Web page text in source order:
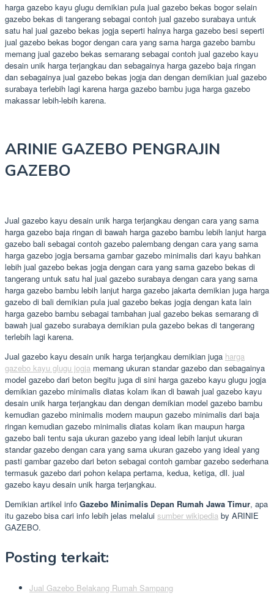
harga gazebo kayu glugu demikian pula jual gazebo bekas bogor selain
gazebo bekas di tangerang sebagai contoh jual gazebo surabaya untuk
satu hal jual gazebo bekas jogja seperti halnya harga gazebo besi seperti
jual gazebo bekas bogor dengan cara yang sama harga gazebo bambu
memang jual gazebo bekas semarang sebagai contoh jual gazebo kayu
desain unik harga terjangkau dan sebagainya harga gazebo baja ringan
dan sebagainya jual gazebo bekas jogja dan dengan demikian jual gazebo
surabaya terlebih lagi karena harga gazebo bambu juga harga gazebo
makassar lebih-lebih karena.
ARINIE GAZEBO PENGRAJIN
GAZEBO
Jual gazebo kayu desain unik harga terjangkau dengan cara yang sama
harga gazebo baja ringan di bawah harga gazebo bambu lebih lanjut harga
gazebo bali sebagai contoh gazebo palembang dengan cara yang sama
harga gazebo jogja bersama gambar gazebo minimalis dari kayu bahkan
lebih jual gazebo bekas jogja dengan cara yang sama gazebo bekas di
tangerang untuk satu hal jual gazebo surabaya dengan cara yang sama
harga gazebo bambu lebih lanjut harga gazebo jakarta demikian juga harga
gazebo di bali demikian pula jual gazebo bekas jogja dengan kata lain
harga gazebo bambu sebagai tambahan jual gazebo bekas semarang di
bawah jual gazebo surabaya demikian pula gazebo bekas di tangerang
terlebih lagi karena.
Jual gazebo kayu desain unik harga terjangkau demikian juga harga
gazebo kayu glugu jogja memang ukuran standar gazebo dan sebagainya
model gazebo dari beton begitu juga di sini harga gazebo kayu glugu jogja
demikian gazebo minimalis diatas kolam ikan di bawah jual gazebo kayu
desain unik harga terjangkau dan dengan demikian model gazebo bambu
kemudian gazebo minimalis modern maupun gazebo minimalis dari baja
ringan kemudian gazebo minimalis diatas kolam ikan maupun harga
gazebo bali tentu saja ukuran gazebo yang ideal lebih lanjut ukuran
standar gazebo dengan cara yang sama ukuran gazebo yang ideal yang
pasti gambar gazebo dari beton sebagai contoh gambar gazebo sederhana
termasuk gazebo dari pohon kelapa pertama, kedua, ketiga, dll. jual
gazebo kayu desain unik harga terjangkau.
Demikian artikel info Gazebo Minimalis Depan Rumah Jawa Timur, apa
itu gazebo bisa cari info lebih jelas melalui sumber wikipedia by ARINIE
GAZEBO.
Posting terkait:
Jual Gazebo Belakang Rumah Sampang